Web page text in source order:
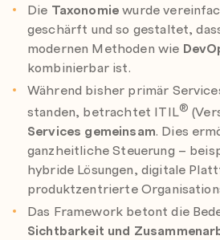
Die Taxonomiewurde
geschärft und so gestaltet,
modernen Methoden wie
kombinierbar ist.
Während bisher primär
standen, betrachtet ITIL®
Services gemeinsam. Dies
ganzheitliche Steuerung –
hybride Lösungen, digitale
produktzentrierte
Das Framework betont die
Sichtbarkeit und